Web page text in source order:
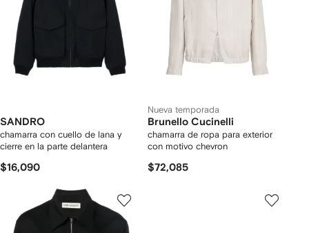
SANDRO
chamarra con cuello de lana y
cierre en la parte delantera
$16,090
Nueva temporada
Brunello Cucinelli
chamarra de ropa para exterior
con motivo chevron
$72,085